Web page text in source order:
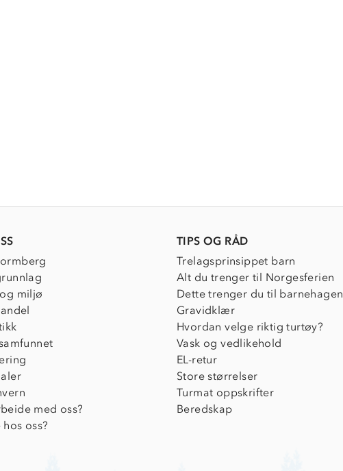
og miljø
samfunnet
med oss?
hos oss?
TIPS OG RÅD
Trelagsprinsippet barn
Alt du trenger til Norgesferien
Dette trenger du til barnehagen
Gravidklær
Hvordan velge riktig turtøy?
Vask og vedlikehold
EL-retur
Store størrelser
Turmat oppskrifter
Beredskap